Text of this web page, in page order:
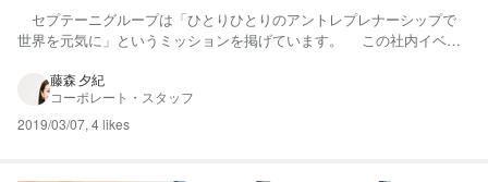
伝えたいこと～
セプテーニグループは「ひとりひとりのアントレプレナーシップで
世界を元気に」というミッションを掲げています。 この社内イベン
びを通じ、セプテーニグループに所属するひとりひとりがそれぞれの
「アントレプレナーシップ」について考えられる...
藤森 夕紀
コーポレート・スタッフ
2019/03/07, 4 likes